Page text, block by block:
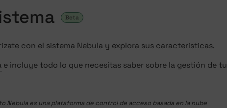
Beta
con el sistema Nebula y explora sus características.
e incluye todo lo que necesitas saber sobre la gestión de tu
Nebula es una plataforma de control de acceso basada en la nube